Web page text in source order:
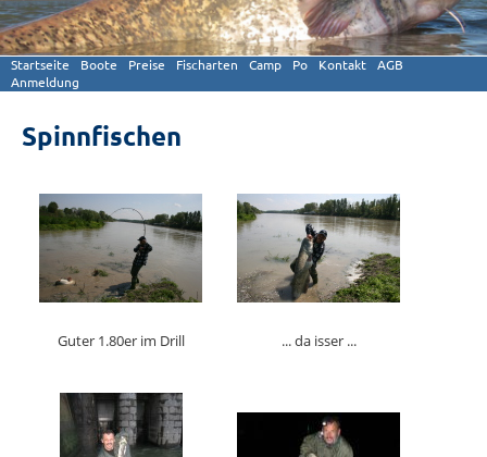
Startseite Boote Preise Fischarten Camp Po Kontakt
AGB
Anmeldung
Spinnfischen
Guter 1.80er im Drill ... da isser ...